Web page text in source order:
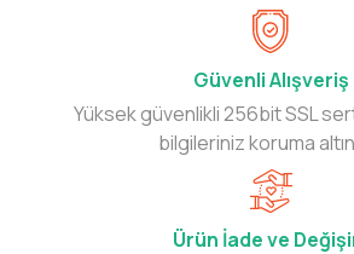
Güvenli Alışveriş
Yüksek güvenlikli 256bit SSL
bilgileriniz koruma
Ürün İade ve